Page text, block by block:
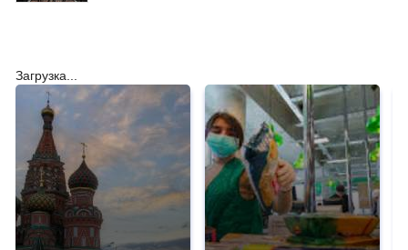
Загрузка...